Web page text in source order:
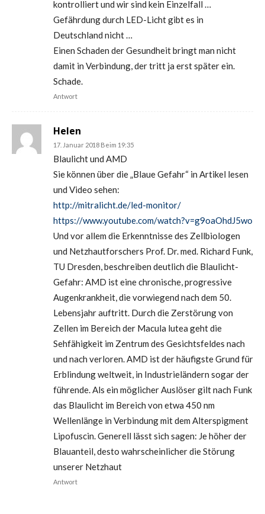
kontrolliert und wir sind kein Einzelfall …
Gefährdung durch LED-Licht gibt es in
Deutschland nicht …
Einen Schaden der Gesundheit bringt man nicht
damit in Verbindung, der tritt ja erst später ein.
Schade.
Antwort
Helen
17. Januar 2018 Beim 19:35
Blaulicht und AMD
Sie können über die „Blaue Gefahr“ in Artikel lesen
und Video sehen:
http://mitralicht.de/led-monitor/
https://www.youtube.com/watch?v=g9oaOhdJ5wo
Und vor allem die Erkenntnisse des Zellbiologen
und Netzhautforschers Prof. Dr. med. Richard Funk,
TU Dresden, beschreiben deutlich die Blaulicht-
Gefahr: AMD ist eine chronische, progressive
Augenkrankheit, die vorwiegend nach dem 50.
Lebensjahr auftritt. Durch die Zerstörung von
Zellen im Bereich der Macula lutea geht die
Sehfähigkeit im Zentrum des Gesichtsfeldes nach
und nach verloren. AMD ist der häufigste Grund für
Erblindung weltweit, in Industrieländern sogar der
führende. Als ein möglicher Auslöser gilt nach Funk
das Blaulicht im Bereich von etwa 450 nm
Wellenlänge in Verbindung mit dem Alterspigment
Lipofuscin. Generell lässt sich sagen: Je höher der
Blauanteil, desto wahrscheinlicher die Störung
unserer Netzhaut
Antwort